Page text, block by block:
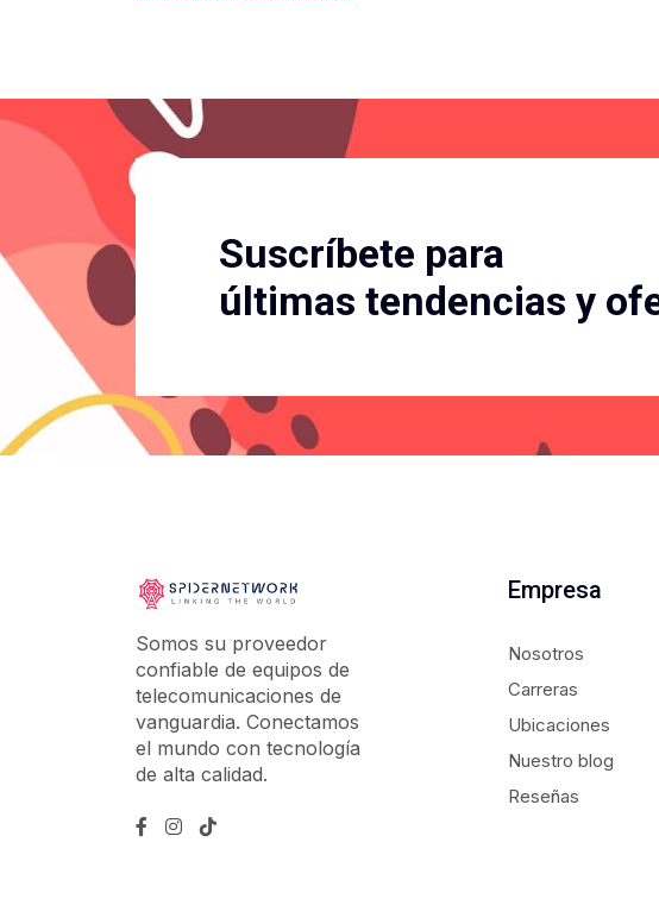
Suscríbete para
últimas tendencias y
Somos su proveedor
confiable de equipos de
telecomunicaciones de
vanguardia. Conectamos
el mundo con tecnología
de alta calidad.
Empresa
Nosotros
Carreras
Ubicaciones
Nuestro blog
Reseñas